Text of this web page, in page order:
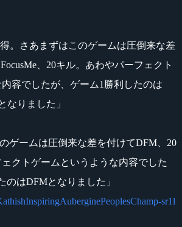
。さあまずはこのゲームは圧倒来な差
、20キル。あわやパーフェクト
容でしたが、ゲーム1勝利したのは
なりました」
ゲームは圧倒来な差を付けてDFM、20
クトゲームというような内容でした
のはDFMとなりました」
sr1l